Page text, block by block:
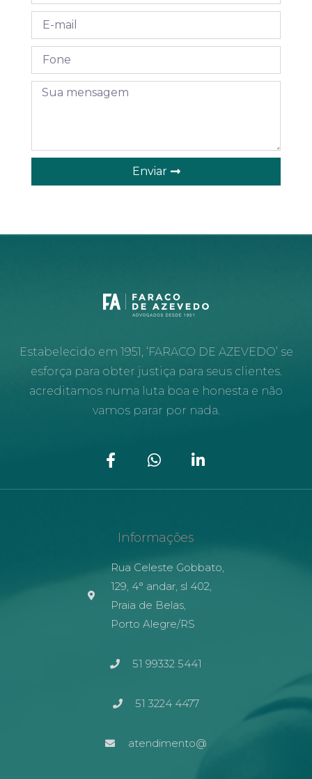
Enviar
Estabelecido em 1951, ‘FARACO DE AZEVEDO’ se
esforça para obter justiça para seus clientes.
acreditamos numa luta boa e honesta e não
vamos parar por nada.
Informações
Rua Celeste Gobbato,
129, 4° andar, sl 402,
Praia de Belas,
Porto Alegre/RS
51 99332 5441
51 3224 4477
atendimento@